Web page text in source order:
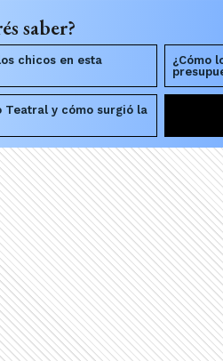
saber?
chicos en esta
¿Cómo
Teatral y cómo surgió la